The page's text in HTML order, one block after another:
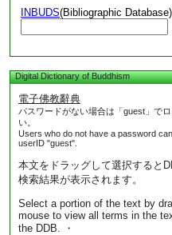
INBUDS(Bibliographic Database)
Digital Dictionary of Buddhism
電子佛教辭典
パスワードがない場合は「guest」で
い。
Users who do not have a password
userID "guest".
本文をドラッグして選択すると
検索結果が表示されます。
Select a portion of the text by
mouse to view all terms in the
the DDB. ・